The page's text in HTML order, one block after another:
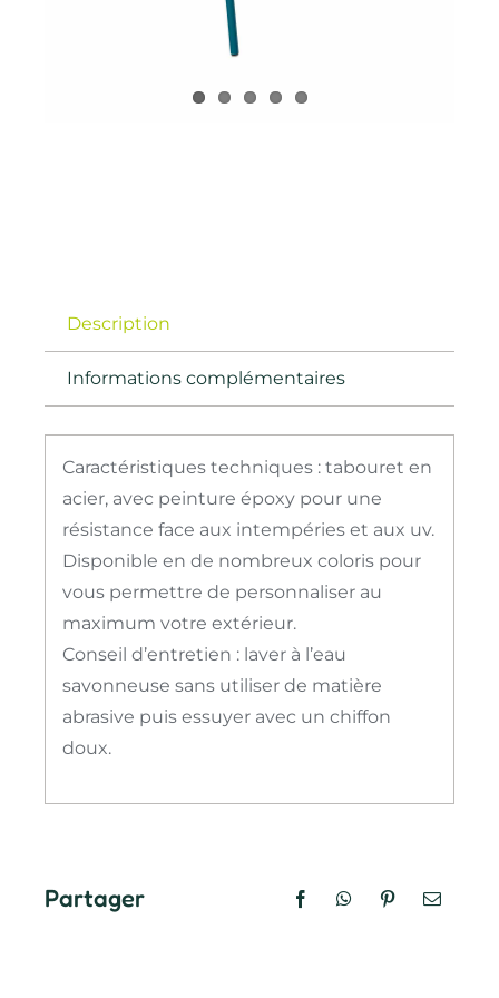
Description
Informations complémentaires
Caractéristiques techniques : tabouret en
acier, avec peinture époxy pour une
résistance face aux intempéries et aux uv.
Disponible en de nombreux coloris pour
vous permettre de personnaliser au
maximum votre extérieur.
Conseil d’entretien : laver à l’eau
savonneuse sans utiliser de matière
abrasive puis essuyer avec un chiffon
doux.
Partager